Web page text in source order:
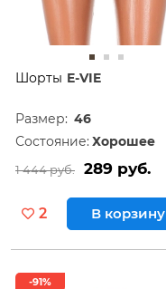
Шорты E-VIE
Размер: 46
Состояние: Хорошее
1 444 руб. 289 руб.
2 В корзину
-91%